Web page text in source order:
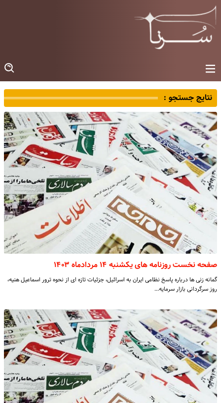
نتایج جستجو :
صفحه نخست روزنامه های یکشنبه ۱۴ مردادماه ۱۴۰۳
گمانه زنی ها درباره پاسخ نظامی ایران به اسرائیل، جزئیات تازه ای از نحوه ترور اسماعیل هنیه،
روز سرگردانی بازار سرمایه…